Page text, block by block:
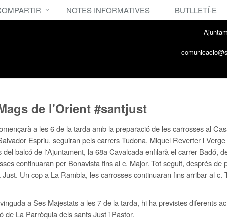
NOTES INFORMATIVES BUTLLETÍ-E
de l'Orient #santjust
a les 6 de la tarda amb la preparació de les carrosses al
Espriu, seguiran pels carrers Tudona, Miquel Reverter i
balcó de l'Ajuntament, la 68a Cavalcada enfilarà el carrer Badó,
continuaran per Bonavista fins al c. Major. Tot seguit, després de
Un cop a La Rambla, les carrosses continuaran fins arribar al c.
a Ses Majestats a les 7 de la tarda, hi ha previstes diferents
de La Parròquia dels sants Just i Pastor.